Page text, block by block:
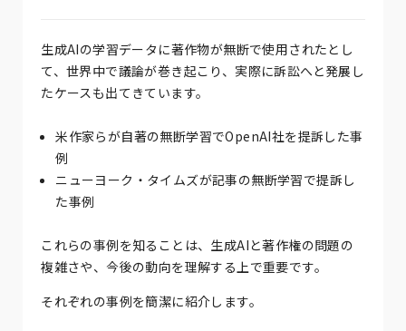
生成AIの学習データに著作物が無断で使用されたとし
て、世界中で議論が巻き起こり、実際に訴訟へと発展し
たケースも出てきています。
米作家らが自著の無断学習でOpenAI社を提訴した事
例
ニューヨーク・タイムズが記事の無断学習で提訴し
た事例
これらの事例を知ることは、生成AIと著作権の問題の
複雑さや、今後の動向を理解する上で重要です。
それぞれの事例を簡潔に紹介します。